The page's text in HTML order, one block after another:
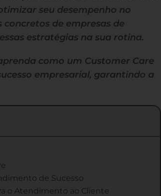
seu desempenho no
de empresas de
estratégias na sua rotina.
como um Customer Care
empresarial, garantindo a
de Sucesso
o Atendimento ao Cliente